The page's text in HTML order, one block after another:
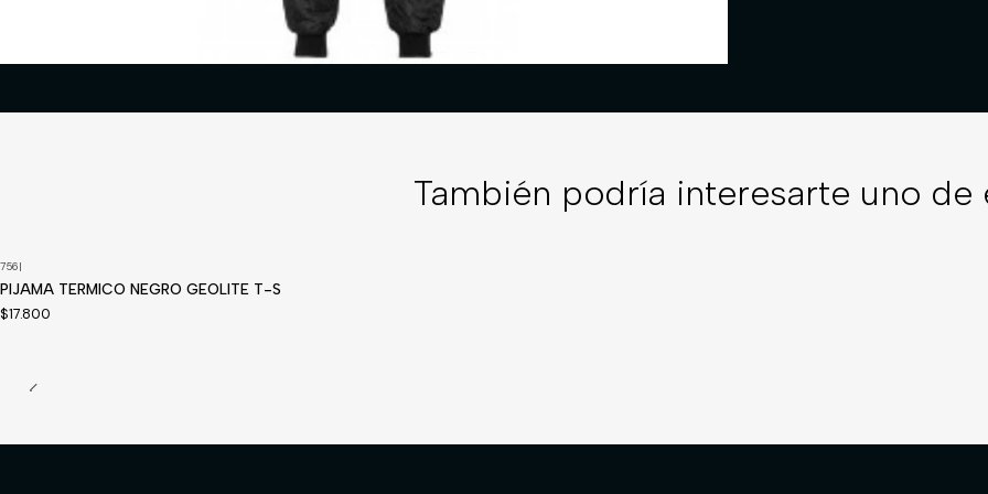
También podría interesarte uno de
756|
PIJAMA TERMICO NEGRO GEOLITE T-S
$17.800